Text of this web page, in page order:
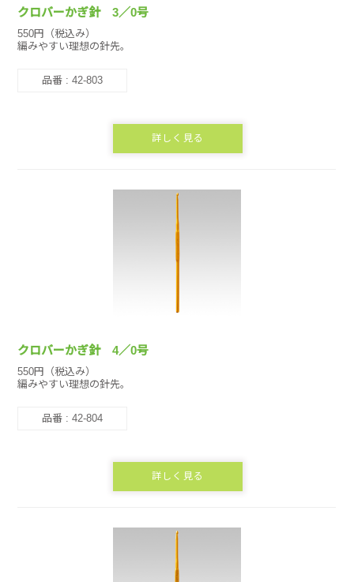
クロバーかぎ針 3／0号
550円（税込み）
編みやすい理想の針先。
品番 : 42-803
詳しく見る
クロバーかぎ針 4／0号
550円（税込み）
編みやすい理想の針先。
品番 : 42-804
詳しく見る